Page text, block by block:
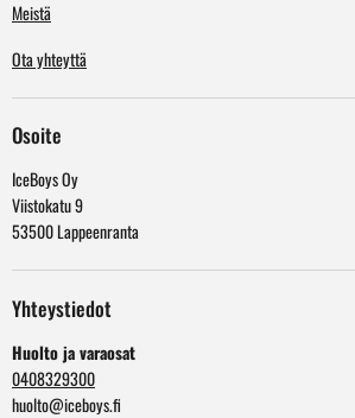
Meistä
Ota yhteyttä
Osoite
IceBoys Oy
Viistokatu 9
53500 Lappeenranta
Yhteystiedot
Huolto ja varaosat
0408329300
huolto@iceboys.fi